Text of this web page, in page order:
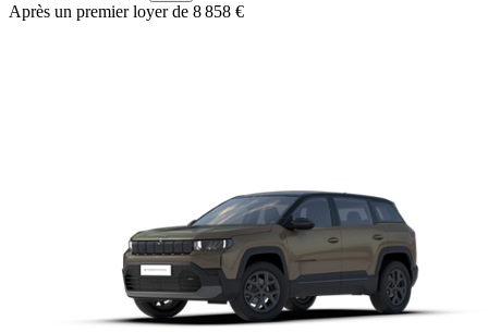
Après un premier loyer de 8 858 €